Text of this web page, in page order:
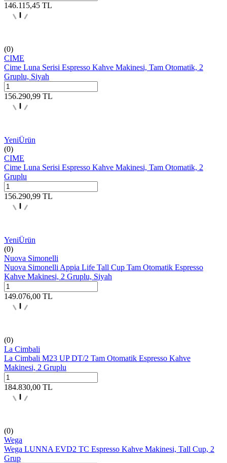
146.115,45 TL
(0)
CIME
Cime Luna Serisi Espresso Kahve Makinesi, Tam Otomatik, 2
Gruplu, Siyah
156.290,99 TL
YeniÜrün
(0)
CIME
Cime Luna Serisi Espresso Kahve Makinesi, Tam Otomatik, 2
Gruplu
156.290,99 TL
YeniÜrün
(0)
Nuova Simonelli
Nuova Simonelli Appia Life Tall Cup Tam Otomatik Espresso
Kahve Makinesi, 2 Gruplu, Siyah
149.076,00 TL
(0)
La Cimbali
La Cimbali M23 UP DT/2 Tam Otomatik Espresso Kahve
Makinesi, 2 Gruplu
184.830,00 TL
(0)
Wega
Wega LUNNA EVD2 TC Espresso Kahve Makinesi, Tall Cup, 2
Grup